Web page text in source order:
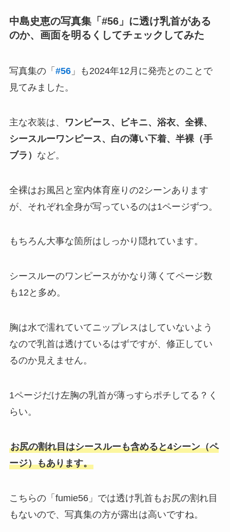
中島史恵の写真集「#56」に透け乳首がある
のか、画面を明るくしてチェックしてみた
写真集の「 #56」も2024年12月に発売とのことで
見てみました。
主な衣装は、
ワンピース、ビキニ、浴衣、全裸、
シースルーワンピース、白の薄い下着、半裸（手
ブラ） など。
全裸はお風呂と室内体育座りの2シーンあります
が、それぞれ全身が写っているのは1ページずつ。
もちろん大事な箇所はしっかり隠れています。
シースルーのワンピースがかなり薄くてページ数
も12と多め。
胸は水で濡れていてニップレスはしていないよう
なので乳首は透けているはずですが、修正してい
るのか見えません。
1ページだけ左胸の乳首が薄っすらポチしてる？く
らい。
お尻の割れ目はシースルーも含めると4シーン（ペ
ージ）もあります。
こちらの「fumie56」では透け乳首もお尻の割れ目
もないので、写真集の方が露出は高いですね。